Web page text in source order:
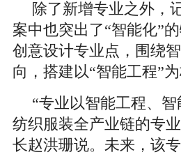
除了新增专业之外，
案中也突出了“智能化”
创意设计专业点，围绕
向，搭建以“智能工程”
“专业以智能工程、
纺织服装全产业链的专
长赵洪珊说。未来，该